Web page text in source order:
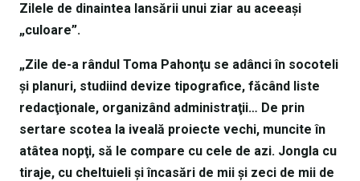
Zilele de dinaintea lansării unui ziar au aceeaşi
„culoare”.
„Zile de-a rândul Toma Pahonţu se adânci în socoteli
şi planuri, studiind devize tipografice, făcând liste
redacţionale, organizând administraţii… De prin
sertare scotea la iveală proiecte vechi, muncite în
atâtea nopţi, să le compare cu cele de azi. Jongla cu
tiraje, cu cheltuieli şi încasări de mii şi zeci de mii de